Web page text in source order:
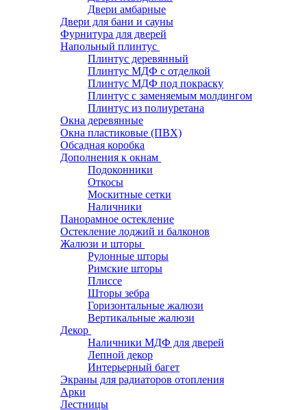
Двери амбарные
Двери для бани и сауны
Фурнитура для дверей
Напольный плинтус
Плинтус деревянный
Плинтус МДФ с отделкой
Плинтус МДФ под покраску
Плинтус с заменяемым молдингом
Плинтус из полиуретана
Окна деревянные
Окна пластиковые (ПВХ)
Обсадная коробка
Дополнения к окнам
Подоконники
Откосы
Москитные сетки
Наличники
Панорамное остекление
Остекление лоджий и балконов
Жалюзи и шторы
Рулонные шторы
Римские шторы
Плиссе
Шторы зебра
Горизонтальные жалюзи
Вертикальные жалюзи
Декор
Наличники МДФ для дверей
Лепной декор
Интерьерный багет
Экраны для радиаторов отопления
Арки
Лестницы